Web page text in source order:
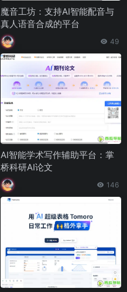
魔音工坊：支持AI智能配音与
真人语音合成的平台
49
AI智能学术写作辅助平台：掌
桥科研AI论文
146